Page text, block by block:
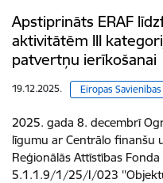
Apstiprināts ERAF
aktivitātēm III
patvertņu ierīkošanai
19.12.2025. Eiropas
2025. gada 8. decembrī
līgumu ar Centrālo finanšu
Reģionālās Attīstības
5.1.1.9/1/25/I/023